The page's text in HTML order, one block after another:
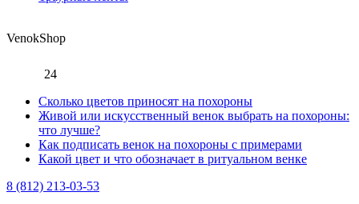
VenokShop
24
Сколько цветов приносят на похороны
Живой или искусственный венок выбрать на похороны:
что лучше?
Как подписать венок на похороны с примерами
Какой цвет и что обозначает в ритуальном венке
8 (812) 213-03-53